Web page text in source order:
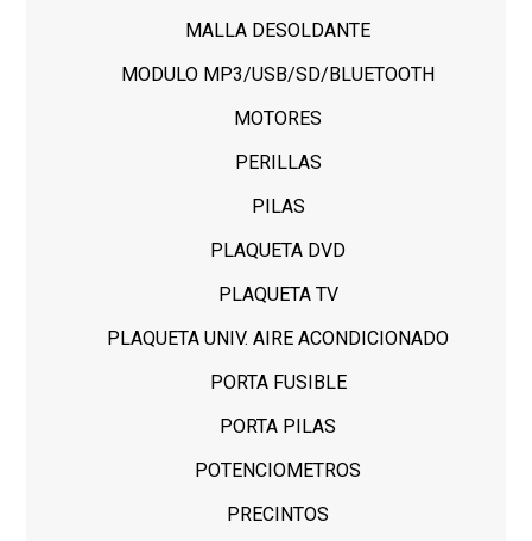
MALLA DESOLDANTE
MODULO MP3/USB/SD/BLUETOOTH
MOTORES
PERILLAS
PILAS
PLAQUETA DVD
PLAQUETA TV
PLAQUETA UNIV. AIRE ACONDICIONADO
PORTA FUSIBLE
PORTA PILAS
POTENCIOMETROS
PRECINTOS